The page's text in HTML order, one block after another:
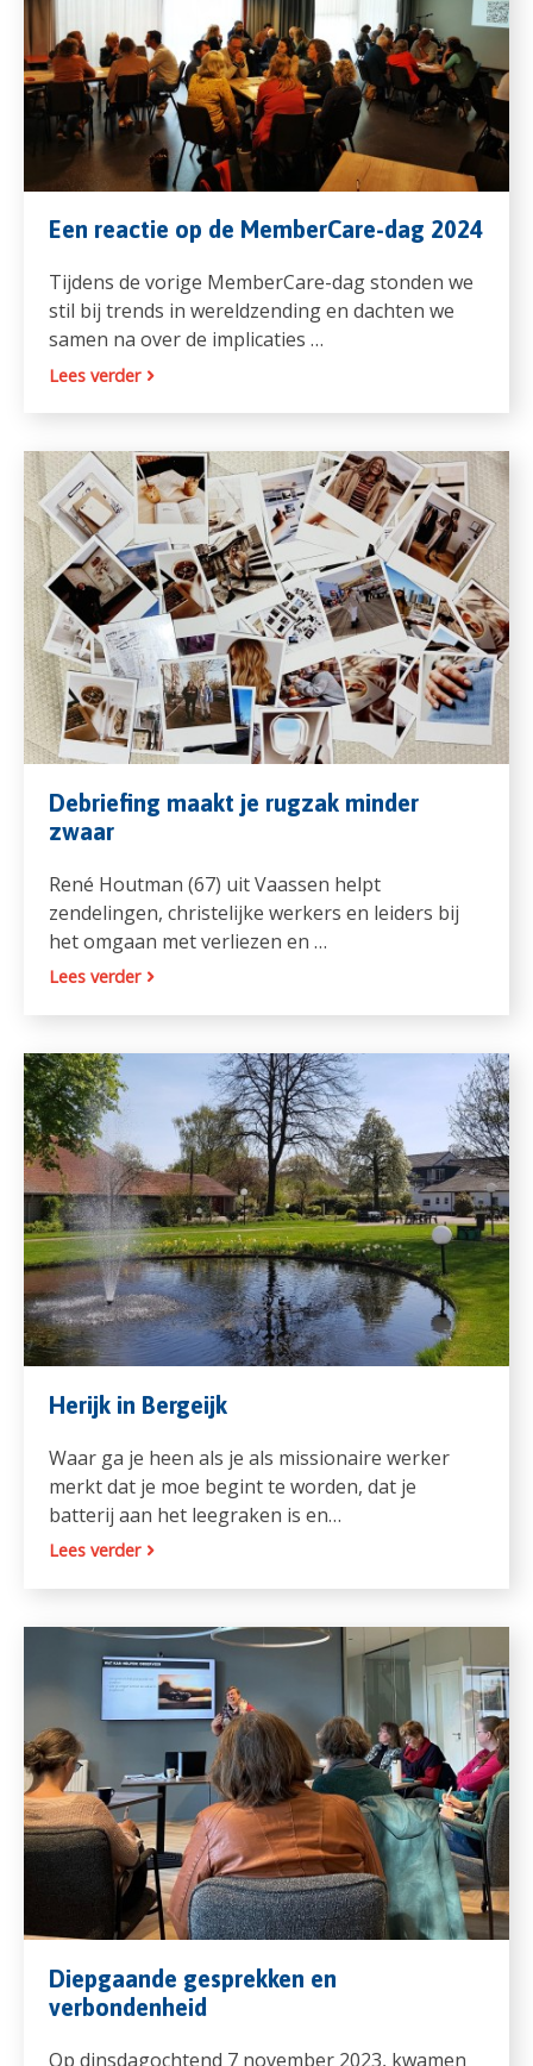
Een reactie op de MemberCare-dag 2024
Tijdens de vorige MemberCare-dag stonden we
stil bij trends in wereldzending en dachten we
samen na over de implicaties …
Lees verder
Debriefing maakt je rugzak minder
zwaar
René Houtman (67) uit Vaassen helpt
zendelingen, christelijke werkers en leiders bij
het omgaan met verliezen en …
Lees verder
Herijk in Bergeijk
Waar ga je heen als je als missionaire werker
merkt dat je moe begint te worden, dat je
batterij aan het leegraken is en…
Lees verder
Diepgaande gesprekken en
verbondenheid
Op dinsdagochtend 7 november 2023, kwamen